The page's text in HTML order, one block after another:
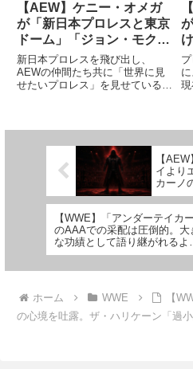
【AEW】ケニー・オメガ
が「新日本プロレスと東京
ドーム」「ジョン・モクス
リーとのデスマッチ」につ
いて語る
新日本プロレスを飛び出し、
AEWの仲間たち共に「世界に見
せたいプロレス」を見せているケ
東京ドーム20...
現
う
在
【
イより
カーノ
る」？
試合を
力がな
【WWE】「アンダーテイカー
のAAAでの采配は圧倒的。大
な功績として語り継がれるよ」
ナタリアが賞賛
ホーム WWE
【
の心境を吐露。ザ・ハリケーン「過